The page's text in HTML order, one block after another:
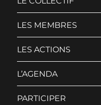
LES MEMBRES
LES ACTIONS
L’AGENDA
PARTICIPER